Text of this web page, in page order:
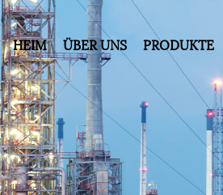
HEIM ÜBER UNS PRODUKTE